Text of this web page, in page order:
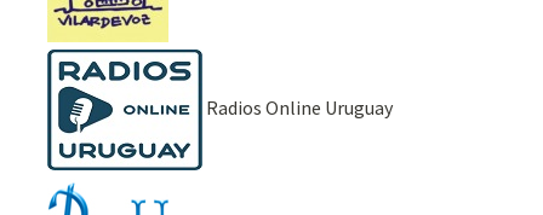
Radios Online Uruguay